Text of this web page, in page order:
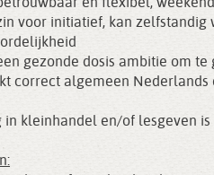
en flexibel,
voor initiatief, kan zelfstandig
gezonde dosis ambitie om te
correct algemeen Nederlands
in kleinhandel en/of lesgeven is